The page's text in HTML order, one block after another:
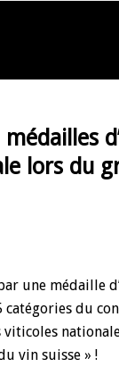
lors du
une médaille
du
vin suisse » !